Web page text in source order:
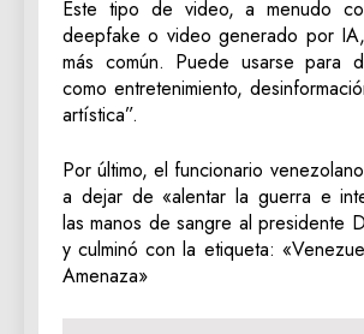
Este tipo de video, a menudo
deepfake o video generado por
más común. Puede usarse para
como entretenimiento,
artística”.
Por último, el funcionario
a dejar de «alentar la guerra e
las manos de sangre al presidente
y culminó con la etiqueta:
Amenaza»